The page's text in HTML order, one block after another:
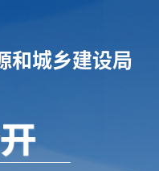
和城乡建设局